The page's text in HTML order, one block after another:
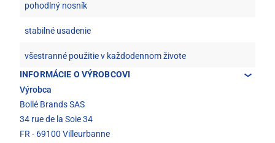
pohodlný nosník
stabilné usadenie
všestranné použitie v každodennom živote
INFORMÁCIE O VÝROBCOVI
Výrobca
Bollé Brands SAS
34 rue de la Soie 34
FR - 69100 Villeurbanne